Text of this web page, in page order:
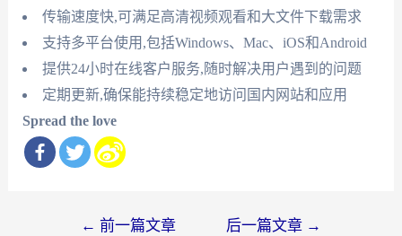
传输速度快,可满足高清视频观看和大文件下载需求
支持多平台使用,包括Windows、Mac、iOS和Android
提供24小时在线客户服务,随时解决用户遇到的问题
定期更新,确保能持续稳定地访问国内网站和应用
Spread the love
← 前一篇文章 后一篇文章 →